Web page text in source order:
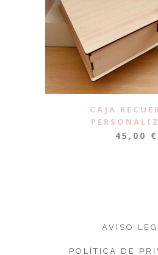
CAJA
45,00 €
AVISO
POLÍTICA DE